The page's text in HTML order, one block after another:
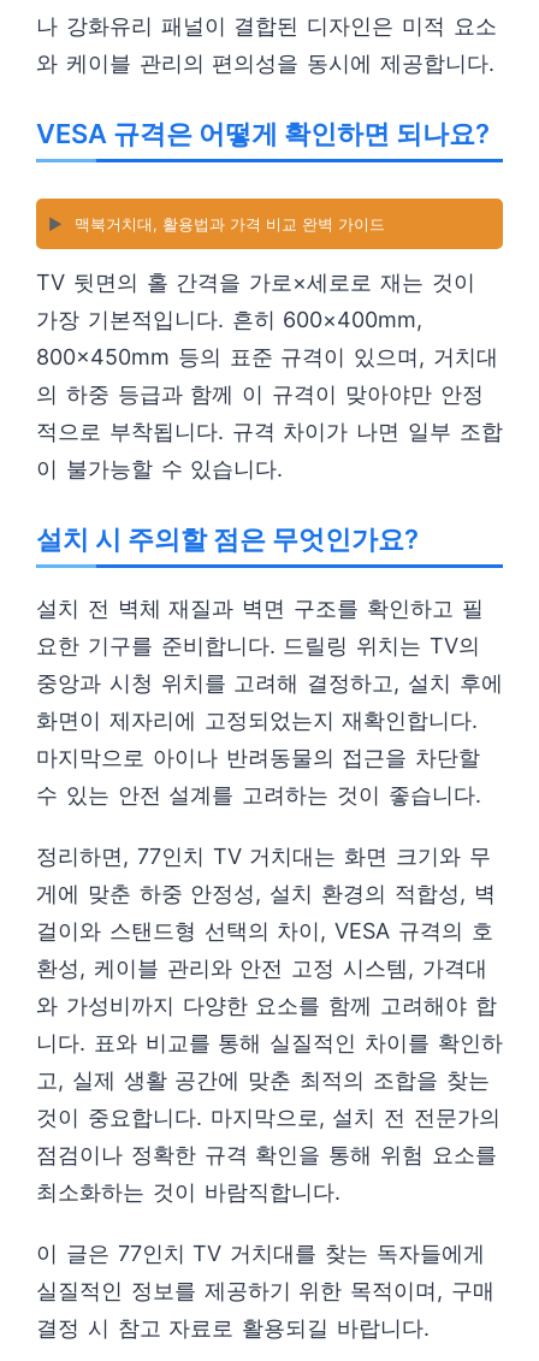
나 강화유리 패널이 결합된 디자인은 미적 요소
와 케이블 관리의 편의성을 동시에 제공합니다.
VESA 규격은 어떻게 확인하면 되나요?
▶️ 맥북거치대, 활용법과 가격 비교 완벽 가이드
TV 뒷면의 홀 간격을 가로×세로로 재는 것이
가장 기본적입니다. 흔히 600×400mm,
800×450mm 등의 표준 규격이 있으며, 거치대
의 하중 등급과 함께 이 규격이 맞아야만 안정
적으로 부착됩니다. 규격 차이가 나면 일부 조합
이 불가능할 수 있습니다.
설치 시 주의할 점은 무엇인가요?
설치 전 벽체 재질과 벽면 구조를 확인하고 필
요한 기구를 준비합니다. 드릴링 위치는 TV의
중앙과 시청 위치를 고려해 결정하고, 설치 후에
화면이 제자리에 고정되었는지 재확인합니다.
마지막으로 아이나 반려동물의 접근을 차단할
수 있는 안전 설계를 고려하는 것이 좋습니다.
정리하면, 77인치 TV 거치대는 화면 크기와 무
게에 맞춘 하중 안정성, 설치 환경의 적합성, 벽
걸이와 스탠드형 선택의 차이, VESA 규격의 호
환성, 케이블 관리와 안전 고정 시스템, 가격대
와 가성비까지 다양한 요소를 함께 고려해야 합
니다. 표와 비교를 통해 실질적인 차이를 확인하
고, 실제 생활 공간에 맞춘 최적의 조합을 찾는
것이 중요합니다. 마지막으로, 설치 전 전문가의
점검이나 정확한 규격 확인을 통해 위험 요소를
최소화하는 것이 바람직합니다.
이 글은 77인치 TV 거치대를 찾는 독자들에게
실질적인 정보를 제공하기 위한 목적이며, 구매
결정 시 참고 자료로 활용되길 바랍니다.